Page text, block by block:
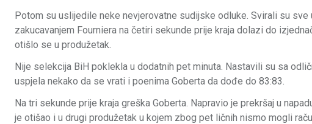
Potom su uslijedile neke nevjerovatne sudijske odluke. Svirali su
zakucavanjem Fourniera na četiri sekunde prije kraja dolazi do
otišlo se u produžetak.
Nije selekcija BiH poklekla u dodatnih pet minuta. Nastavili su sa
uspjela nekako da se vrati i poenima Goberta da dođe do 83:83.
Na tri sekunde prije kraja greška Goberta. Napravio je prekršaj u
je otišao i u drugi produžetak u kojem zbog pet ličnih nismo mogli